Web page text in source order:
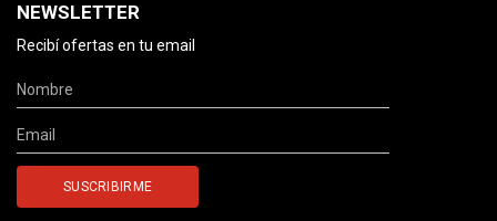
NEWSLETTER
Recibí ofertas en tu email